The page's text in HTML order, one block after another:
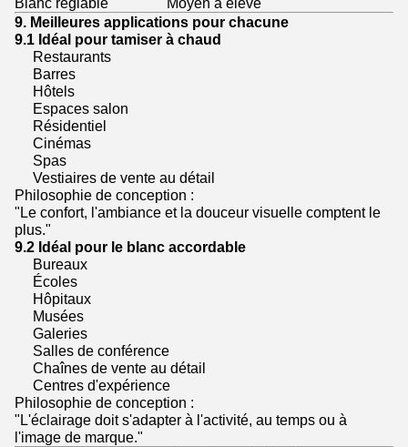
9. Meilleures applications pour chacune
9.1 Idéal pour tamiser à chaud
Restaurants
Barres
Hôtels
Espaces salon
Résidentiel
Cinémas
Spas
Vestiaires de vente au détail
Philosophie de conception :
"Le confort, l'ambiance et la douceur visuelle comptent le
plus."
9.2 Idéal pour le blanc accordable
Bureaux
Écoles
Hôpitaux
Musées
Galeries
Salles de conférence
Chaînes de vente au détail
Centres d'expérience
Philosophie de conception :
"L'éclairage doit s'adapter à l'activité, au temps ou à
l'image de marque."